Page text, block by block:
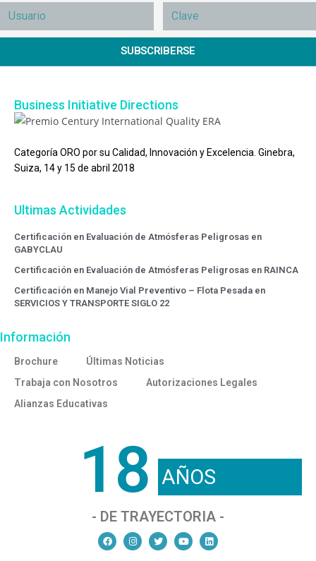
SUBSCRIBERSE
Business Initiative Directions
Categoría ORO por su Calidad, Innovación y Excelencia. Ginebra,
Suiza, 14 y 15 de abril 2018
Ultimas Actividades
Certificación en Evaluación de Atmósferas Peligrosas en
GABYCLAU
Certificación en Evaluación de Atmósferas Peligrosas en RAINCA
Certificación en Manejo Vial Preventivo – Flota Pesada en
SERVICIOS Y TRANSPORTE SIGLO 22
Información
Brochure
Últimas Noticias
Trabaja con Nosotros
Autorizaciones Legales
Alianzas Educativas
18 AÑOS
- DE TRAYECTORIA -